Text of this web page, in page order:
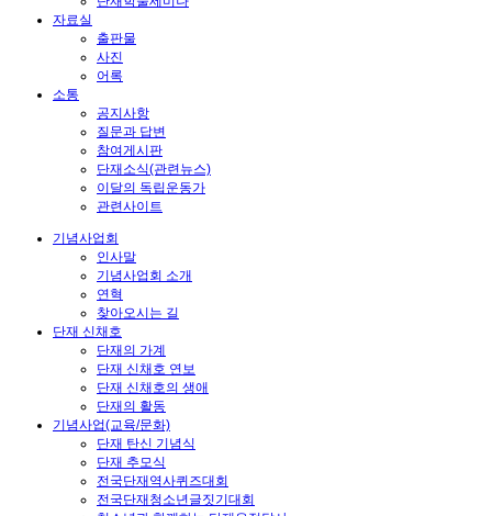
자료실
출판물
사진
어록
소통
공지사항
질문과 답변
참여게시판
단재소식(관련뉴스)
이달의 독립운동가
관련사이트
기념사업회
인사말
기념사업회 소개
연혁
찾아오시는 길
단재 신채호
단재의 가계
단재 신채호 연보
단재 신채호의 생애
단재의 활동
기념사업(교육/문화)
단재 탄신 기념식
단재 추모식
전국단재역사퀴즈대회
전국단재청소년글짓기대회